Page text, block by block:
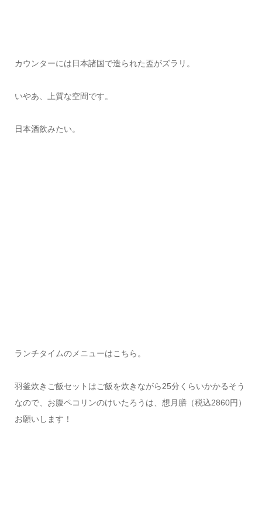
カウンターには日本諸国で造られた盃がズラリ。
いやあ、上質な空間です。
日本酒飲みたい。
ランチタイムのメニューはこちら。
羽釜炊きご飯セットはご飯を炊きながら25分くらいかかるそう
なので、お腹ペコリンのけいたろうは、想月膳（税込2860円）
お願いします！